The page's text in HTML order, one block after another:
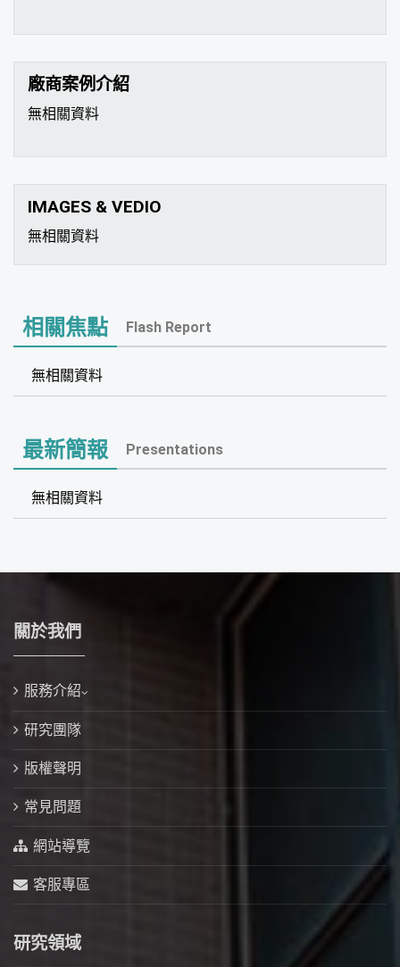
廠商案例介紹
無相關資料
IMAGES & VEDIO
無相關資料
相關焦點 Flash Report
無相關資料
最新簡報 Presentations
無相關資料
關於我們
服務介紹
研究團隊
版權聲明
常見問題
網站導覽
客服專區
研究領域